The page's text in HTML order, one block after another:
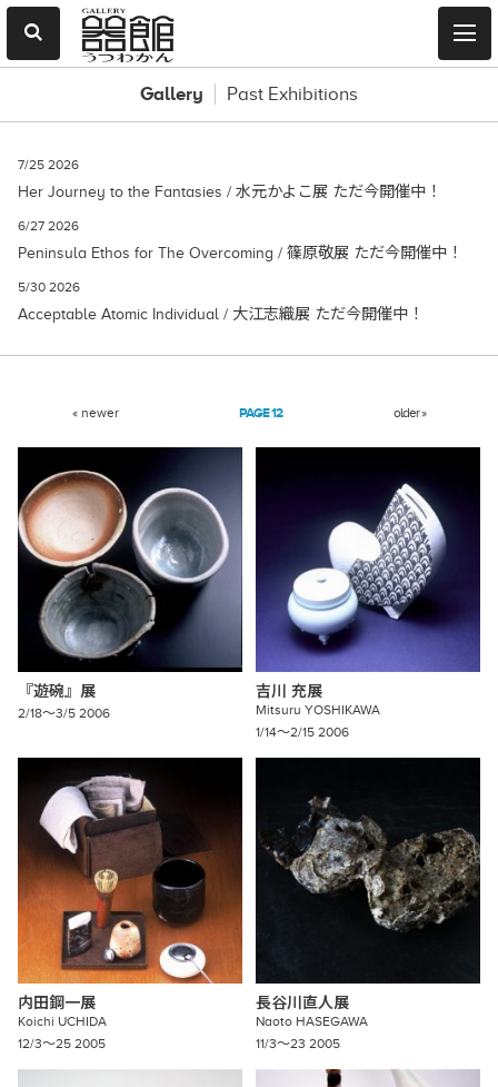
Gallery Past Exhibitions
7/25 2026
Her Journey to the Fantasies / 水元かよこ展 ただ今開催中！
6/27 2026
Peninsula Ethos for The Overcoming / 篠原敬展 ただ今開催中！
5/30 2026
Acceptable Atomic Individual / 大江志織展 ただ今開催中！
« newer 12 older »
『遊碗』 展
2/18〜3/5 2006
吉川 充展
Mitsuru YOSHIKAWA
1/14〜2/15 2006
内田鋼一展
Koichi UCHIDA
12/3〜25 2005
長谷川直人展
Naoto HASEGAWA
11/3〜23 2005